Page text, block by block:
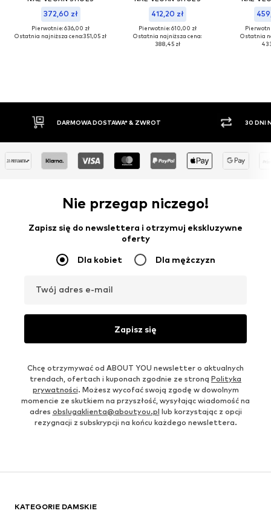
372,60 zł
Pierwotnie: 636,00 zł
Ostatnia najniższa cena:351,05 zł
412,20 zł
Pierwotnie: 610,00 zł
Ostatnia najniższa cena:
388,45 zł
Ostatnia
DARMOWA DOSTAWA* & ZWROT 30 DNI NA
Nie przegap niczego!
Zapisz się do newslettera i otrzymuj ekskluzywne
oferty
Dla kobiet Dla mężczyzn
Twój adres e-mail
Zapisz się
Chcę otrzymywać od ABOUT YOU newsletter o aktualnych
trendach, ofertach i kuponach zgodnie ze stroną Polityka
prywatności. Możesz wycofać swoją zgodę w dowolnym
momencie ze skutkiem na przyszłość, wysyłając wiadomość na
adres obslugaklienta@aboutyou.pl lub korzystając z opcji
rezygnacji z subskrypcji na końcu każdego newslettera.
KATEGORIE DAMSKIE